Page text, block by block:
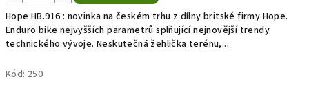
Hope HB.916 : novinka na českém trhu z dílny britské firmy Hope.
Enduro bike nejvyšších parametrů splňující nejnovější trendy
technického vývoje. Neskutečná žehlička terénu,...
Kód: 250